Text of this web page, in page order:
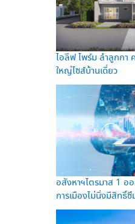
ไอลีฟ ไพร์ม ลำลูกกา
ใหญ่ไซส์บ้านเดี่ยว
อสังหาฯไตรมาส 1 อ
การเมืองไม่นิ่งมีสิทธิ์ซึ